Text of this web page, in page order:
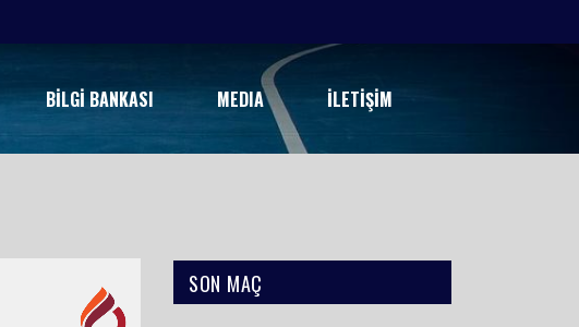
BILGI BANKASI MEDIA İLETIŞIM
SON MAÇ